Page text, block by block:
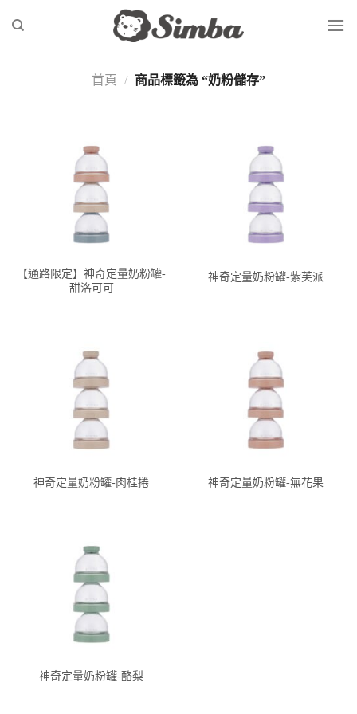
首頁 / 商品標籤為 “奶粉儲存”
【通路限定】神奇定量奶粉罐-
甜洛可可
神奇定量奶粉罐-紫芙派
神奇定量奶粉罐-肉桂捲 神奇定量奶粉罐-無花果
神奇定量奶粉罐-酪梨